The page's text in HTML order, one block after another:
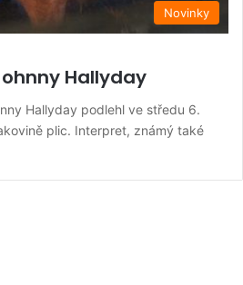
Novinky
Hallyday
Hallyday podlehl ve středu 6.
plic. Interpret, známý také